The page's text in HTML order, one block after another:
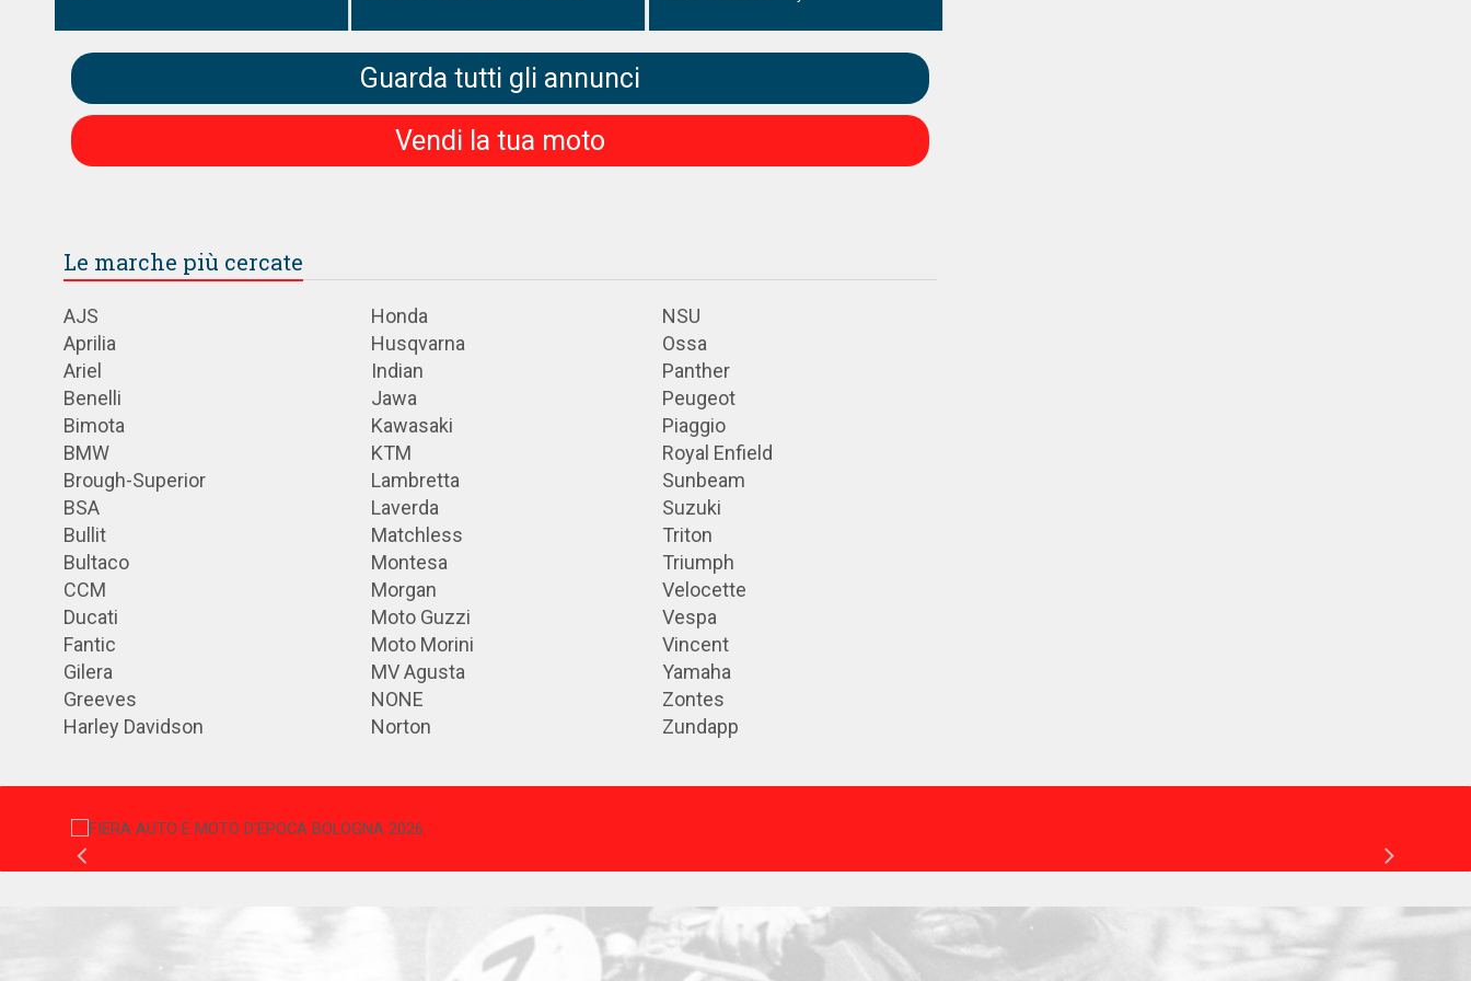
Guarda tutti gli annunci
Vendi la tua moto
Le marche più cercate
AJS
Aprilia
Ariel
Benelli
Bimota
BMW
Brough-Superior
BSA
Bullit
Bultaco
CCM
Ducati
Fantic
Gilera
Greeves
Harley Davidson
Honda
Husqvarna
Indian
Jawa
Kawasaki
KTM
Lambretta
Laverda
Matchless
Montesa
Morgan
Moto Guzzi
Moto Morini
MV Agusta
NONE
Norton
NSU
Ossa
Panther
Peugeot
Piaggio
Royal Enfield
Sunbeam
Suzuki
Triton
Triumph
Velocette
Vespa
Vincent
Yamaha
Zontes
Zundapp